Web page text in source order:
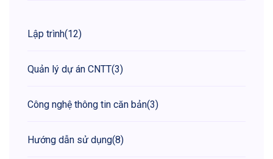
Lập trình(12)
Quản lý dự án CNTT(3)
Công nghệ thông tin căn bản(3)
Hướng dẫn sử dụng(8)